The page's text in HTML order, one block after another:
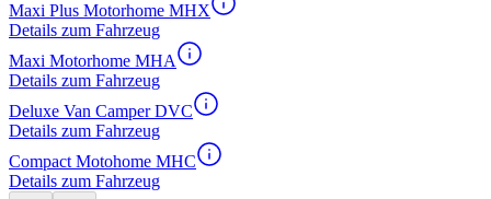
Maxi Plus Motorhome MHX
Details zum Fahrzeug
Maxi Motorhome MHA
Details zum Fahrzeug
Deluxe Van Camper DVC
Details zum Fahrzeug
Compact Motohome MHC
Details zum Fahrzeug